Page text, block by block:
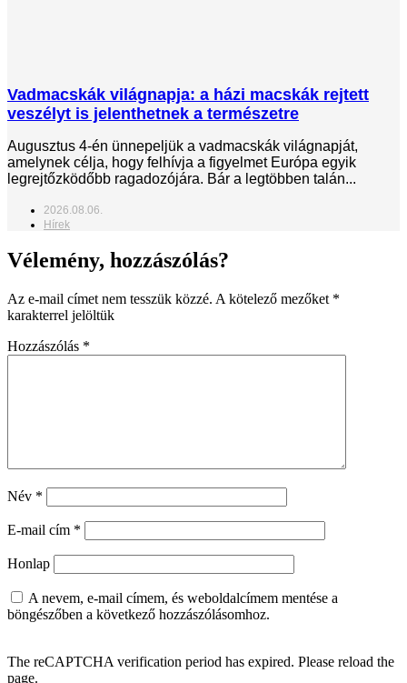
Vadmacskák világnapja: a házi macskák rejtett
veszélyt is jelenthetnek a természetre
Augusztus 4-én ünnepeljük a vadmacskák világnapját,
amelynek célja, hogy felhívja a figyelmet Európa egyik
legrejtőzködőbb ragadozójára. Bár a legtöbben talán...
2026.08.06.
Hírek
Vélemény, hozzászólás?
Az e-mail címet nem tesszük közzé. A kötelező mezőket *
karakterrel jelöltük
Hozzászólás *
Név *
E-mail cím *
Honlap
A nevem, e-mail címem, és weboldalcímem mentése a
böngészőben a következő hozzászólásomhoz.
The reCAPTCHA verification period has expired. Please reload the
page.